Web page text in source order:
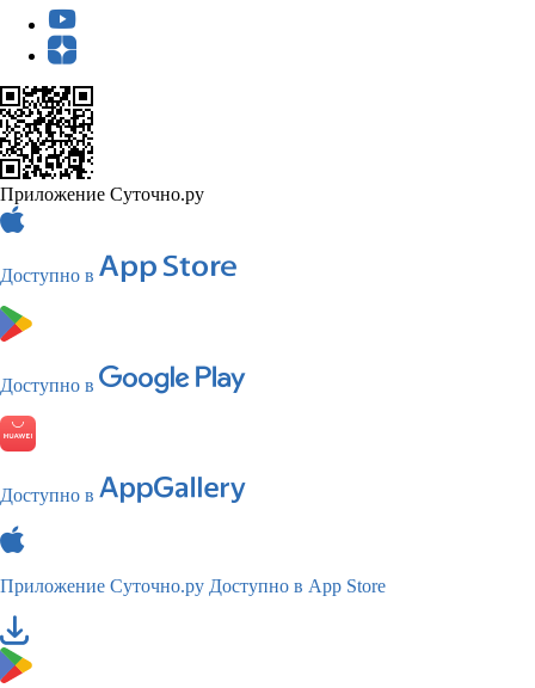
Приложение Суточно.ру
Доступно в
Доступно в
Доступно в
Приложение Суточно.ру Доступно в App Store